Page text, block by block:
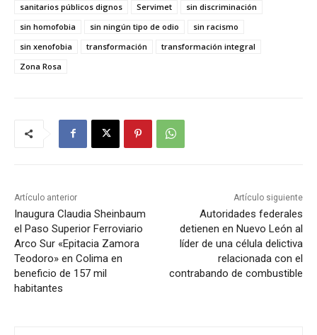
sanitarios públicos dignos
Servimet
sin discriminación
sin homofobia
sin ningún tipo de odio
sin racismo
sin xenofobia
transformación
transformación integral
Zona Rosa
Artículo anterior
Inaugura Claudia Sheinbaum
el Paso Superior Ferroviario
Arco Sur «Epitacia Zamora
Teodoro» en Colima en
beneficio de 157 mil
habitantes
Artículo siguiente
Autoridades federales
detienen en Nuevo León al
líder de una célula delictiva
relacionada con el
contrabando de combustible